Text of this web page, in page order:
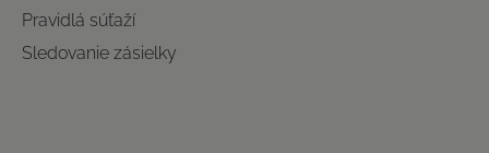
Pravidlá súťaží
Sledovanie zásielky